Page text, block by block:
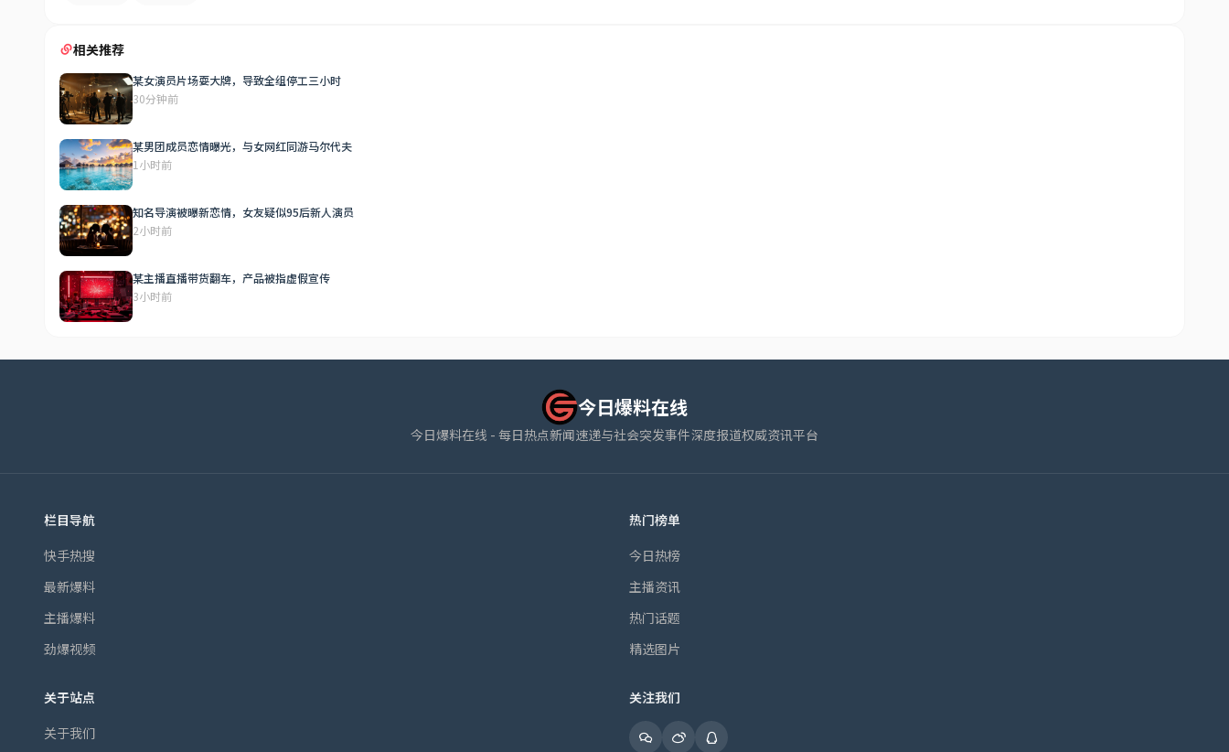
相关推荐
某女演员片场耍大牌，导致全组停工三小时
30分钟前
某男团成员恋情曝光，与女网红同游马尔代夫
1小时前
知名导演被曝新恋情，女友疑似95后新人演员
2小时前
某主播直播带货翻车，产品被指虚假宣传
3小时前
今日爆料在线
今日爆料在线 - 每日热点新闻速递与社会突发事件深度报道权威资讯平台
栏目导航
快手热搜
最新爆料
主播爆料
劲爆视频
热门榜单
今日热榜
主播资讯
热门话题
精选图片
关于站点
关于我们
关注我们